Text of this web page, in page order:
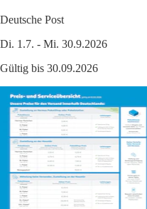
Deutsche Post
Di. 1.7. - Mi. 30.9.2026
Gültig bis 30.09.2026